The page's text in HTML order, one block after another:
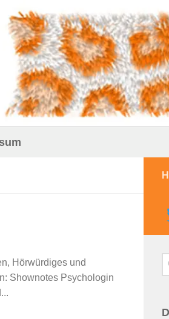
Hörwürdiges und
Shownotes Psychologin